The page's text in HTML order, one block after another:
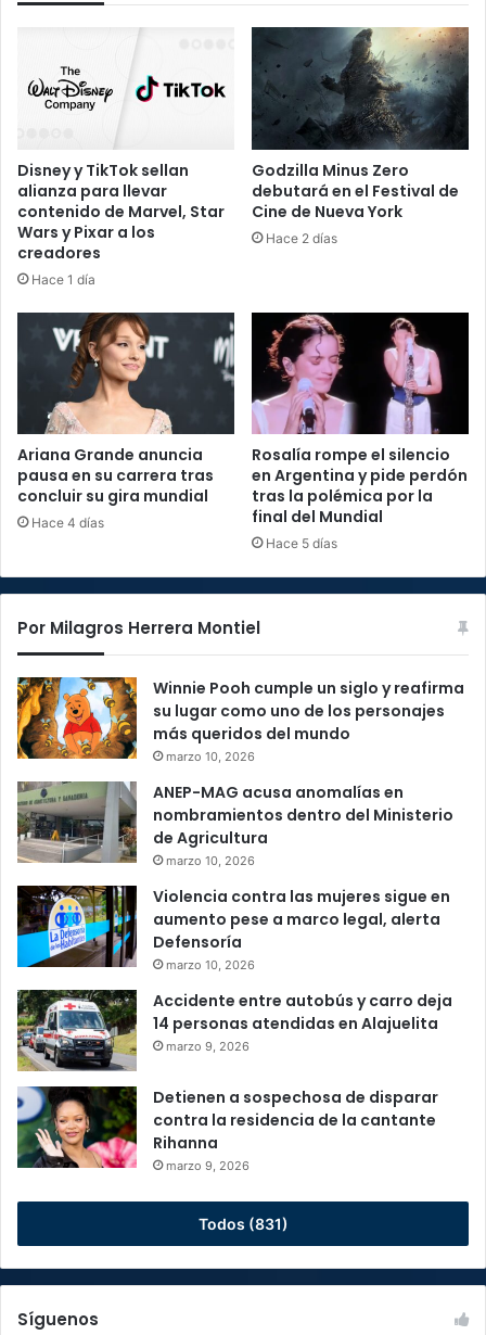
Disney y TikTok sellan
alianza para llevar
contenido de Marvel, Star
Wars y Pixar a los
creadores
Hace 1 día
Godzilla Minus Zero
debutará en el Festival de
Cine de Nueva York
Hace 2 días
Ariana Grande anuncia
pausa en su carrera tras
concluir su gira mundial
Hace 4 días
Rosalía rompe el silencio
en Argentina y pide perdón
tras la polémica por la
final del Mundial
Hace 5 días
Por Milagros Herrera Montiel
Winnie Pooh cumple un siglo y reafirma
su lugar como uno de los personajes
más queridos del mundo
marzo 10, 2026
ANEP-MAG acusa anomalías en
nombramientos dentro del Ministerio
de Agricultura
marzo 10, 2026
Violencia contra las mujeres sigue en
aumento pese a marco legal, alerta
Defensoría
marzo 10, 2026
Accidente entre autobús y carro deja
14 personas atendidas en Alajuelita
marzo 9, 2026
Detienen a sospechosa de disparar
contra la residencia de la cantante
Rihanna
marzo 9, 2026
Todos (831)
Síguenos